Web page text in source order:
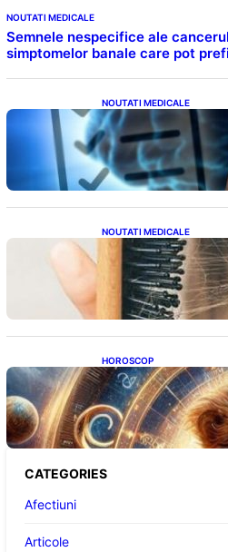
NOUTATI MEDICALE
Semnele nespecifice ale
simptomelor banale care pot
NOUTATI MEDICALE
Inteligența dincolo
ridicat care nu țin
NOUTATI MEDICALE
Semnele unei
Impactul asupra
HOROSCOP
Portalul Leului 8/
Abundență pentru
CATEGORIES
Afectiuni
Articole